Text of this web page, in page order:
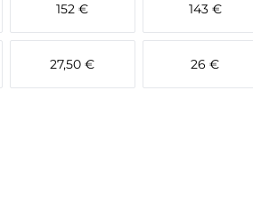
152 € 143 €
27,50 € 26 €